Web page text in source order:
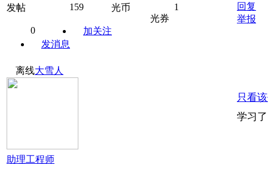
发帖 159 光币
1
光券
0
加关注
发消息
回复
举报
离线大雪人
助理工程师
只看
学习